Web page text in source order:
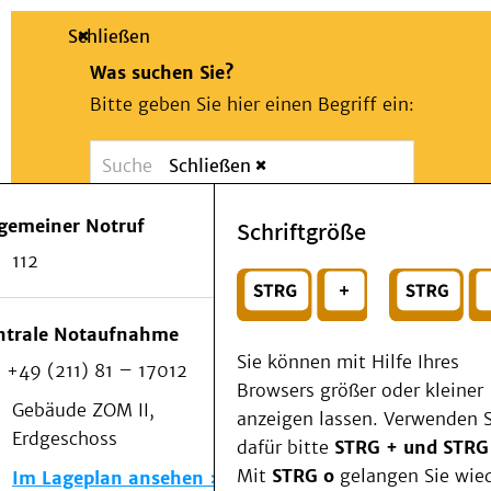
Suche
Schließen
Was suchen Sie?
Bitte geben Sie hier einen Begriff ein:
Suchen
Wählen Sie ein Thema für Ihren
Notfall
Schließen
Notruf
112
Notaufnahme
+49 (211) 81 – 17012
Gebäude ZOM II,
Erdgeschoss
Im Lageplan ansehen
Schriftgröße
Sie können mit Hilfe Ihres
Browsers größer oder kleiner
anzeigen lassen. Verwenden
dafür bitte STRG + und
Mit STRG o gelangen Sie
Patienten & Besucher
Als Patient am UKD
Beratung und Unterstützung
Veranstaltungen
Kommunikation im Medizinwesen (KIM)
Notfall
Forschung & Lehre
Medizinische Fakultät